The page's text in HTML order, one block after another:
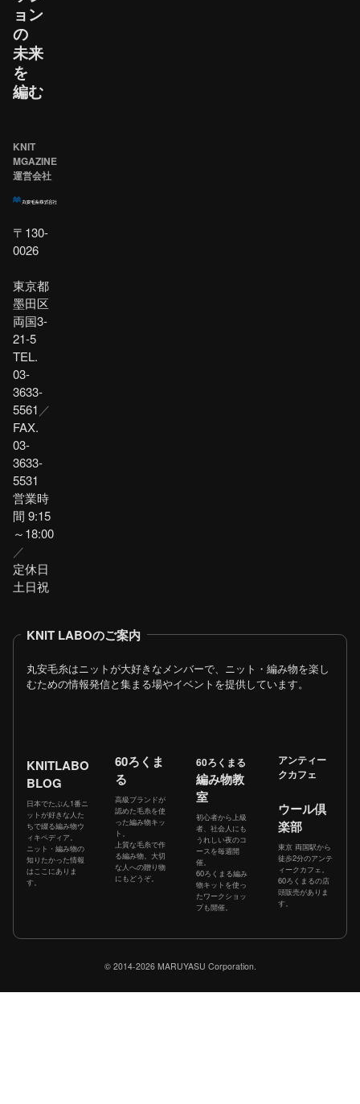
ョン
の​
未来
を​
編む
KNIT
MGAZINE
運営会社
〒130-
0026
東京都
墨田区
両国3-
21-5
TEL.
03-
3633-
5561 ／
FAX.
03-
3633-
5531
営業時
間 9:15
～18:00
／
定休日
土日祝
KNIT LABOのご案内
丸安毛糸はニットが大好きなメンバーで、ニット・編み物を楽し
むための情報発信と集まる場やイベントを提供しています。
KNITLABO
BLOG
日本でたぶん1番ニ
ットが好きな人た
ちで綴る編み物ウ
ィキペディア。
ニット・編み物の
知りたかった情報
はここにありま
す。
60ろくま
る
高級ブランドが
認めた毛糸を使
った編み物キッ
ト。
上質な毛糸で作
る編み物。大切
な人への贈り物
にもどうぞ。
60ろくまる
編み物教
室
初心者から上級
者、社会人にも
うれしい夜のコ
ースを毎週開
催。
60ろくまる編み
物キットを使っ
たワークショッ
プも開催。
アンティー
クカフェ
ウール倶
楽部
東京 両国駅から
徒歩2分のアンテ
ィークカフェ。
60ろくまるの店
頭販売がありま
す。
© 2014-2026 MARUYASU Corporation.